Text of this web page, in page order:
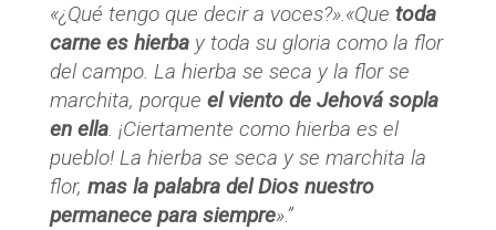
«¿Qué tengo que decir a voces?».«Que toda
carne es hierba y toda su gloria como la flor
del campo. La hierba se seca y la flor se
marchita, porque el viento de Jehová sopla
en ella. ¡Ciertamente como hierba es el
pueblo! La hierba se seca y se marchita la
flor, mas la palabra del Dios nuestro
permanece para siempre».”